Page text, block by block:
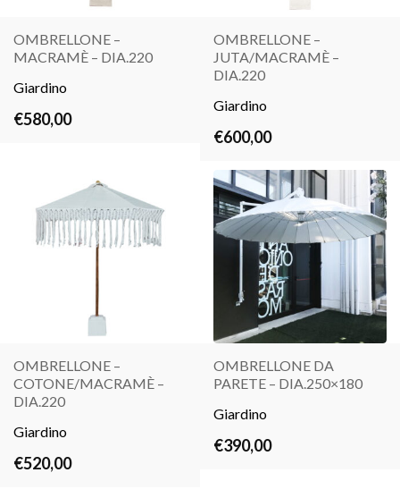
OMBRELLONE –
MACRAMÈ – DIA.220
Giardino
€580,00
OMBRELLONE –
JUTA/MACRAMÈ –
DIA.220
Giardino
€600,00
OMBRELLONE –
COTONE/MACRAMÈ –
DIA.220
Giardino
€520,00
OMBRELLONE DA
PARETE – DIA.250×180
Giardino
€390,00